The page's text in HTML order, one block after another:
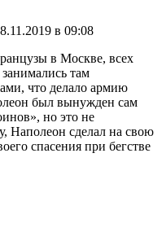
в 09:08
в Москве, всех
там
что делало армию
был вынужден сам
но это не
Наполеон сделал на свою
спасения при бегстве